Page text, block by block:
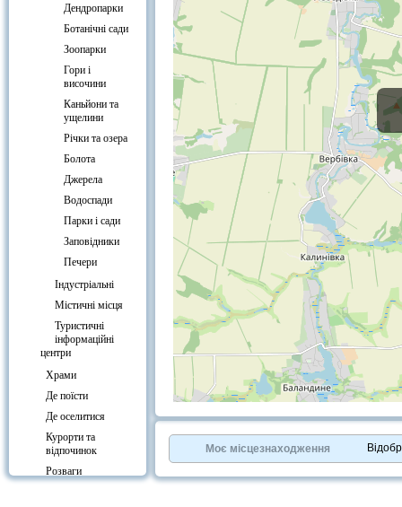
Дендропарки
Ботанічні сади
Зоопарки
Гори і
височини
Каньйони та
ущелини
Річки та озера
Болота
Джерела
Водоспади
Парки і сади
Заповідники
Печери
Індустріальні
Містичні місця
Туристичні
інформаційні
центри
Храми
Де поїсти
Де оселитися
Курорти та
відпочинок
Розваги
OpenStreetMapcontributors.
»
Моє місцезнаходження